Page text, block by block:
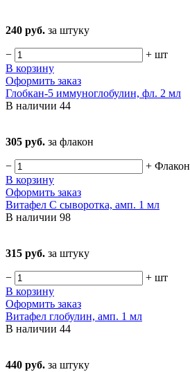
240 руб. за штуку
− + шт
В корзину
Оформить заказ
Глобкан-5 иммуноглобулин, фл. 2 мл
В наличии 44
305 руб. за флакон
− + Флакон
В корзину
Оформить заказ
Витафел С сыворотка, амп. 1 мл
В наличии 98
315 руб. за штуку
− + шт
В корзину
Оформить заказ
Витафел глобулин, амп. 1 мл
В наличии 44
440 руб. за штуку